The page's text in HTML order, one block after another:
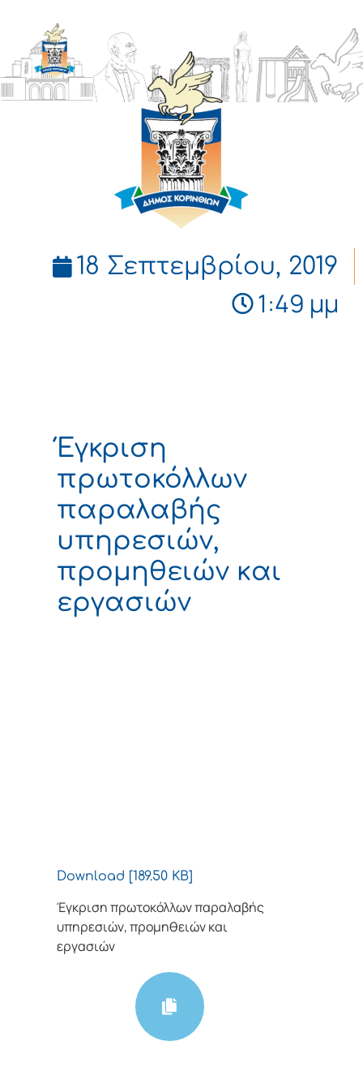
ΔΗΜΟΣ
ΚΟΡΙΝΘΙΩΝ
18 Σεπτεμβρίου, 2019
1:49 μμ
Έγκριση
πρωτοκόλλων
παραλαβής
υπηρεσιών,
προμηθειών και
εργασιών
Download [189.50 KB]
Έγκριση πρωτοκόλλων παραλαβής
υπηρεσιών, προμηθειών και
εργασιών